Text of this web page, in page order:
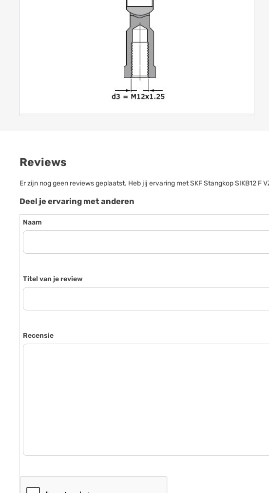
Reviews
Er zijn nog geen reviews geplaatst. Heb jij ervaring met SKF Stangkop SIKB12 F
Deel je ervaring met anderen
Naam
Titel van je review
Recensie